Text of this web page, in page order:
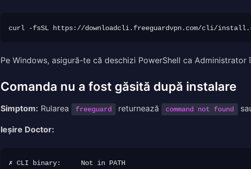
Pe Windows, asigură-te că deschizi PowerShell ca
Comanda nu a fost găsită după instalare
Simptom: Rularea freeguard returnează command not found
Ieșire Doctor: